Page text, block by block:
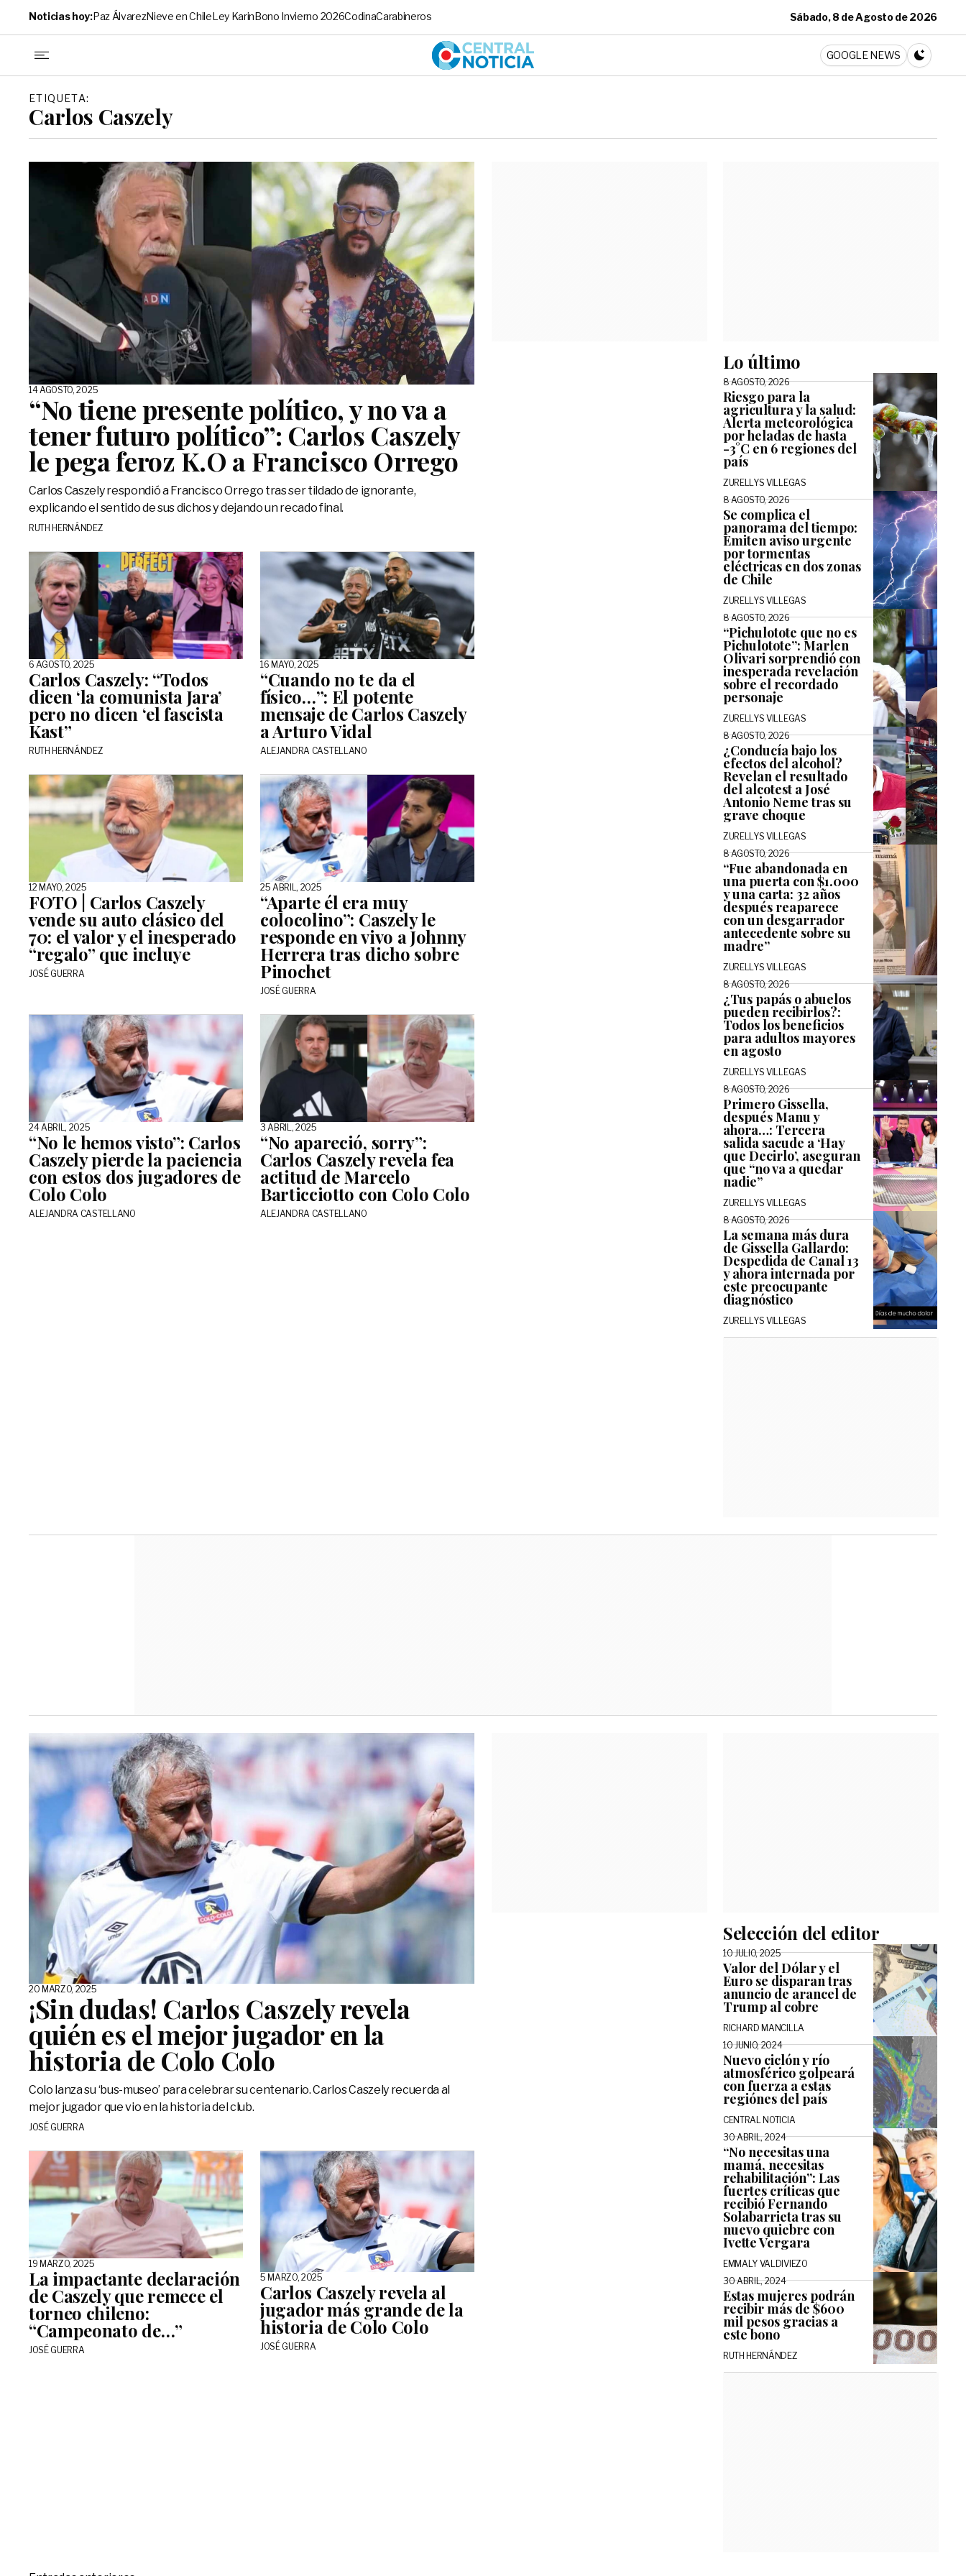
Noticias hoy:Paz ÁlvarezNieve en ChileLey KarinBono Invierno 2026CodinaCarabineros Sábado, 8 de Agosto de 2026
Central Noticia
GOOGLE NEWS
CAMBIA A
ETIQUETA:
Carlos Caszely
14 AGOSTO, 2025
“No tiene presente político, y no va a
tener futuro político”: Carlos Caszely
le pega feroz K.O a Francisco Orrego
Carlos Caszely respondió a Francisco Orrego tras ser tildado de ignorante,
explicando el sentido de sus dichos y dejando un recado final.
RUTH HERNÁNDEZ
6 AGOSTO, 2025
Carlos Caszely: “Todos
dicen ‘la comunista Jara’
pero no dicen ‘el fascista
Kast”
RUTH HERNÁNDEZ
16 MAYO, 2025
“Cuando no te da el
físico…”: El potente
mensaje de Carlos Caszely
a Arturo Vidal
ALEJANDRA CASTELLANO
12 MAYO, 2025
FOTO | Carlos Caszely
vende su auto clásico del
70: el valor y el inesperado
“regalo” que incluye
JOSÉ GUERRA
25 ABRIL, 2025
“Aparte él era muy
colocolino”: Caszely le
responde en vivo a Johnny
Herrera tras dicho sobre
Pinochet
JOSÉ GUERRA
24 ABRIL, 2025
“No le hemos visto”: Carlos
Caszely pierde la paciencia
con estos dos jugadores de
Colo Colo
ALEJANDRA CASTELLANO
3 ABRIL, 2025
“No apareció, sorry”:
Carlos Caszely revela fea
actitud de Marcelo
Barticciotto con Colo Colo
ALEJANDRA CASTELLANO
Lo último
8 AGOSTO, 2026
Riesgo para la
agricultura y la salud:
Alerta meteorológica
por heladas de hasta
-3°C en 6 regiones del
país
ZURELLYS VILLEGAS
8 AGOSTO, 2026
Se complica el
panorama del tiempo:
Emiten aviso urgente
por tormentas
eléctricas en dos zonas
de Chile
ZURELLYS VILLEGAS
8 AGOSTO, 2026
“Pichulotote que no es
Pichulotote”: Marlen
Olivari sorprendió con
inesperada revelación
sobre el recordado
personaje
ZURELLYS VILLEGAS
8 AGOSTO, 2026
¿Conducía bajo los
efectos del alcohol?
Revelan el resultado
del alcotest a José
Antonio Neme tras su
grave choque
ZURELLYS VILLEGAS
8 AGOSTO, 2026
“Fue abandonada en
una puerta con $1.000
y una carta: 32 años
después reaparece
con un desgarrador
antecedente sobre su
madre”
ZURELLYS VILLEGAS
8 AGOSTO, 2026
¿Tus papás o abuelos
pueden recibirlos?:
Todos los beneficios
para adultos mayores
en agosto
ZURELLYS VILLEGAS
8 AGOSTO, 2026
Primero Gissella,
después Manu y
ahora…: Tercera
salida sacude a ‘Hay
que Decirlo’, aseguran
que “no va a quedar
nadie”
ZURELLYS VILLEGAS
8 AGOSTO, 2026
La semana más dura
de Gissella Gallardo:
Despedida de Canal 13
y ahora internada por
este preocupante
diagnóstico
ZURELLYS VILLEGAS
20 MARZO, 2025
¡Sin dudas! Carlos Caszely revela
quién es el mejor jugador en la
historia de Colo Colo
Colo lanza su ‘bus-museo’ para celebrar su centenario. Carlos Caszely recuerda al
mejor jugador que vio en la historia del club.
JOSÉ GUERRA
19 MARZO, 2025
La impactante declaración
de Caszely que remece el
torneo chileno:
“Campeonato de…”
JOSÉ GUERRA
5 MARZO, 2025
Carlos Caszely revela al
jugador más grande de la
historia de Colo Colo
JOSÉ GUERRA
Selección del editor
10 JULIO, 2025
Valor del Dólar y el
Euro se disparan tras
anuncio de arancel de
Trump al cobre
RICHARD MANCILLA
10 JUNIO, 2024
Nuevo ciclón y río
atmosférico golpeará
con fuerza a estas
regiónes del país
CENTRAL NOTICIA
30 ABRIL, 2024
“No necesitas una
mamá, necesitas
rehabilitación”: Las
fuertes críticas que
recibió Fernando
Solabarrieta tras su
nuevo quiebre con
Ivette Vergara
EMMALY VALDIVIEZO
30 ABRIL, 2024
Estas mujeres podrán
recibir más de $600
mil pesos gracias a
este bono
RUTH HERNÁNDEZ